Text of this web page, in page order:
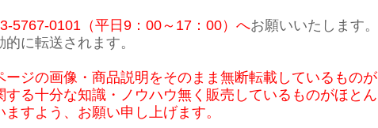
5767-0101（平日9：00～17：00）へお願いいたします。
に転送されます。
ジの画像・商品説明をそのまま無断転載しているものが
る十分な知識・ノウハウ無く販売しているものがほとん
すよう、お願い申し上げます。